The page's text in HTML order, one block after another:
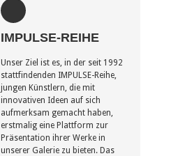
IMPULSE-REIHE
Unser Ziel ist es, in der seit 1992
stattfindenden IMPULSE-Reihe,
jungen Künstlern, die mit
innovativen Ideen auf sich
aufmerksam gemacht haben,
erstmalig eine Plattform zur
Präsentation ihrer Werke in
unserer Galerie zu bieten. Das